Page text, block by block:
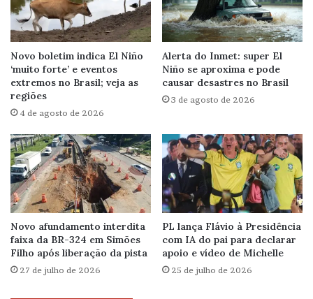
Novo boletim indica El Niño
‘muito forte’ e eventos
extremos no Brasil; veja as
regiões
4 de agosto de 2026
Alerta do Inmet: super El
Niño se aproxima e pode
causar desastres no Brasil
3 de agosto de 2026
Novo afundamento interdita
faixa da BR-324 em Simões
Filho após liberação da pista
27 de julho de 2026
PL lança Flávio à Presidência
com IA do pai para declarar
apoio e vídeo de Michelle
25 de julho de 2026